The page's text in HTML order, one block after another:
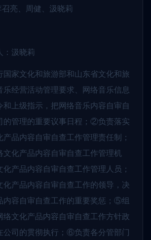
亮、周健、汲晓莉
：汲晓莉
家文化和旅游部和山东省文化和旅
乐经营活动管理要求、网络音乐信息
和上级指示，把网络音乐内容自审自
的管理的重要议事日程；②负责落实
品内容自审自查工作管理责任制；
化产品内容自审自查工作管理机
产品内容自审自查工作管理人员；
产品内容自审自查工作的领导，决
内容自审自查工作的重要奖惩；⑤组
络文化产品内容自审自查工作方针政
公司的贯彻执行；⑥负责各分管部门